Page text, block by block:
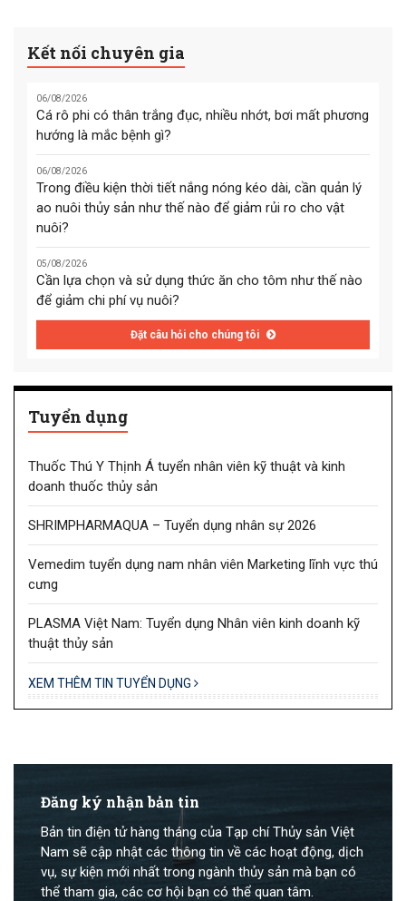
Kết nối chuyên gia
06/08/2026
Cá rô phi có thân trắng đục, nhiều nhớt, bơi mất phương
hướng là mắc bệnh gì?
06/08/2026
Trong điều kiện thời tiết nắng nóng kéo dài, cần quản lý
ao nuôi thủy sản như thế nào để giảm rủi ro cho vật
nuôi?
05/08/2026
Cần lựa chọn và sử dụng thức ăn cho tôm như thế nào
để giảm chi phí vụ nuôi?
Đặt câu hỏi cho chúng tôi
Tuyển dụng
Thuốc Thú Y Thịnh Á tuyển nhân viên kỹ thuật và kinh
doanh thuốc thủy sản
SHRIMPHARMAQUA – Tuyển dụng nhân sự 2026
Vemedim tuyển dụng nam nhân viên Marketing lĩnh vực thú
cưng
PLASMA Việt Nam: Tuyển dụng Nhân viên kinh doanh kỹ
thuật thủy sản
XEM THÊM TIN TUYỂN DỤNG
Đăng ký nhận bản tin
Bản tin điện tử hàng tháng của Tạp chí Thủy sản Việt
Nam sẽ cập nhật các thông tin về các hoạt động, dịch
vụ, sự kiện mới nhất trong ngành thủy sản mà bạn có
thể tham gia, các cơ hội bạn có thể quan tâm.